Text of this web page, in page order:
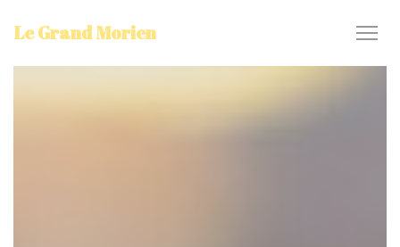
Le Grand Morien